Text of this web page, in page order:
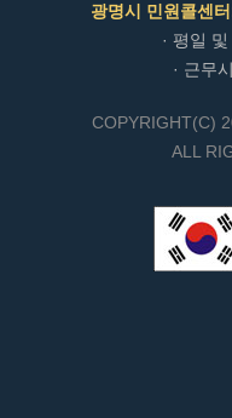
광명시 민원콜센
· 평일
· 근무
COPYRIGHT(C)
ALL